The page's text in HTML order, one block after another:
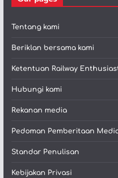
Tentang kami
Beriklan bersama kami
Ketentuan Railway
Hubungi kami
Rekanan media
Pedoman Pemberitaan
Standar Penulisan
Kebijakan Privasi